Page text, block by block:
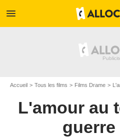
menu
Accueil Tous les films Films Drame
L'amour au